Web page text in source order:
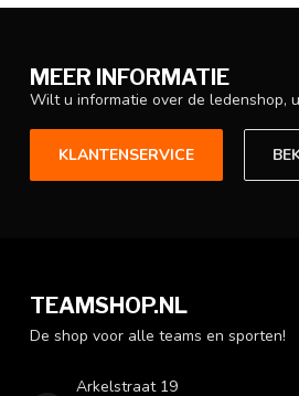
MEER INFORMATIE
Wilt u informatie over de ledenshop,
KLANTENSERVICE
TEAMSHOP.NL
De shop voor alle teams en sporten!
Arkelstraat 19